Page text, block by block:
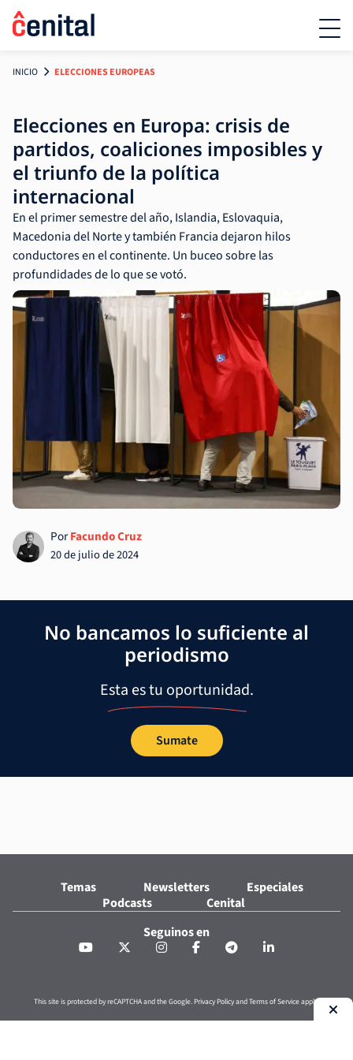
INICIO ELECCIONES EUROPEAS
Elecciones en Europa: crisis de
partidos, coaliciones imposibles y
el triunfo de la política
internacional
En el primer semestre del año, Islandia, Eslovaquia,
Macedonia del Norte y también Francia dejaron hilos
conductores en el continente. Un buceo sobre las
profundidades de lo que se votó.
PorFacundo Cruz
20 de julio de 2024
No bancamos lo suficiente al
periodismo
Esta es tu oportunidad.
Sumate
Temas Newsletters
Especiales
Podcasts
Cenital
Seguinos en
This site is protected by reCAPTCHA and the Google. Privacy PolicyandTerms of Serviceapply.